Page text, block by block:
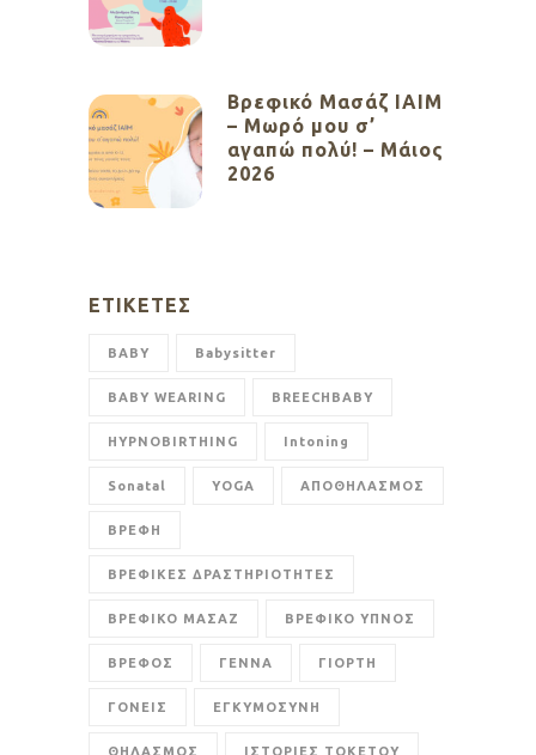
Βρεφικό Μασάζ ΙΑΙΜ
– Μωρό μου σ’
αγαπώ πολύ! – Μάιος
2026
ΕΤΙΚΈΤΕΣ
BABY Babysitter
BABY WEARING BREECHBABY
HYPNOBIRTHING Intoning
Sonatal YOGA ΑΠΟΘΗΛΑΣΜΟΣ
ΒΡΕΦΗ
ΒΡΕΦΙΚΕΣ ΔΡΑΣΤΗΡΙΟΤΗΤΕΣ
ΒΡΕΦΙΚΟ ΜΑΣΑΖ ΒΡΕΦΙΚΟ ΥΠΝΟΣ
ΒΡΕΦΟΣ ΓΕΝΝΑ ΓΙΟΡΤΗ
ΓΟΝΕΙΣ ΕΓΚΥΜΟΣΥΝΗ
ΘΗΛΑΣΜΟΣ ΙΣΤΟΡΙΕΣ ΤΟΚΕΤΟΥ